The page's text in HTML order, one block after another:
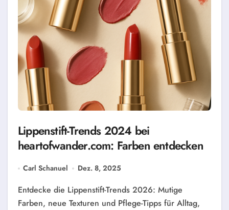
Lippenstift-Trends 2024 bei
heartofwander.com: Farben entdecken
Carl Schanuel Dez. 8, 2025
Entdecke die Lippenstift-Trends 2026: Mutige
Farben, neue Texturen und Pflege-Tipps für Alltag,